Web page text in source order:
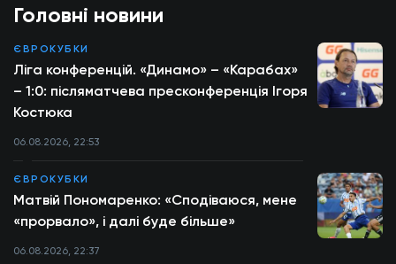
Головні новини
ЄВРОКУБКИ
Ліга конференцій. «Динамо» – «Карабах»
– 1:0: післяматчева пресконференція Ігоря
Костюка
06.08.2026, 22:53
ЄВРОКУБКИ
Матвій Пономаренко: «Сподіваюся, мене
«прорвало», і далі буде більше»
06.08.2026, 22:37